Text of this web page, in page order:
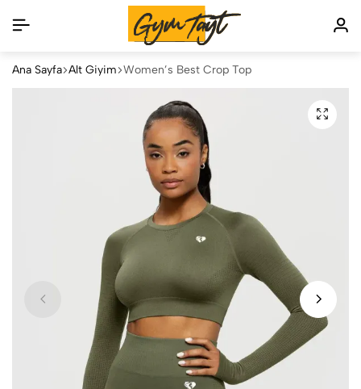
Ana Sayfa Alt Giyim Women’s Best Crop Top